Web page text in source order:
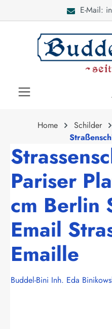
E-Mail:
Home Schilder
Pariser
cm Berlin
Email
Emaille
Buddel-Bini Inh. Eda